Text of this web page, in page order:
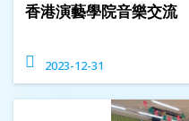
香港演藝學院音樂交流
2023-12-31